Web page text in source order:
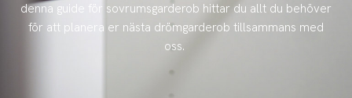
denna guide för sovrumsgarderob hittar du allt du behöver
för att planera er nästa drömgarderob tillsammans med
oss.